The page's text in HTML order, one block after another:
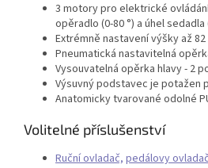
3 motory pro elektrické
opěradlo (0-80 °) a úhel sedadla
Extrémně nastavení výšky až 82
Pneumatická nastavitelná
Vysouvatelná opěrka hlavy - 2
Výsuvný podstavec je potažen
Anatomicky tvarované odolné
Volitelné příslušenství
Ruční ovladač, pedálovy